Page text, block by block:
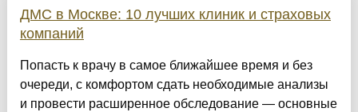
ДМС в Москве: 10 лучших клиник и страховых
компаний
Попасть к врачу в самое ближайшее время и без
очереди, с комфортом сдать необходимые анализы
и провести расширенное обследование — основные